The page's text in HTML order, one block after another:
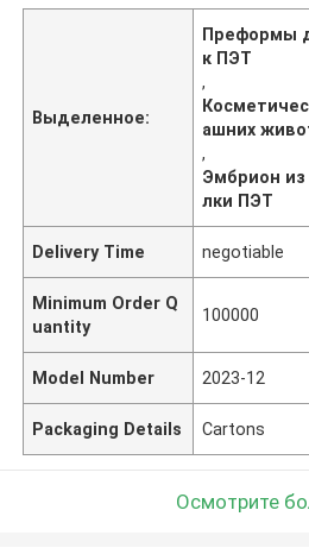
Выделенное:
Преформы
к ПЭТ
,
ашних
,
Эмбрион из
лки ПЭТ
Delivery Time negotiable
Minimum Order Q
uantity
100000
Model Number 2023-12
Packaging Details Cartons
Осмотрите